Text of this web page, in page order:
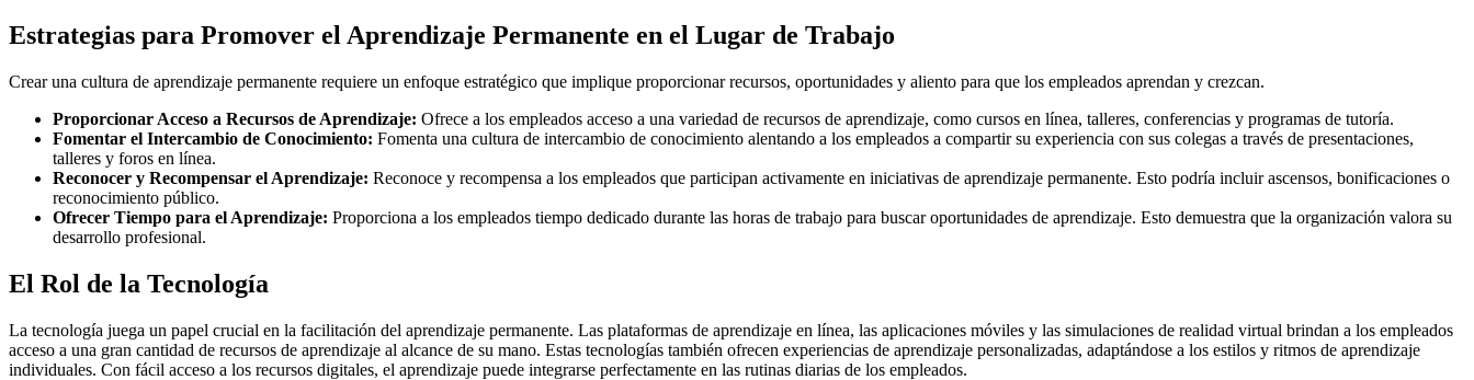
Estrategias para Promover el Aprendizaje Permanente en el Lugar de Trabajo
Crear una cultura de aprendizaje permanente requiere un enfoque estratégico que implique proporcionar recursos, oportunidades y aliento para que los empleados aprendan y crezcan.
Proporcionar Acceso a Recursos de Aprendizaje: Ofrece a los empleados acceso a una variedad de recursos de aprendizaje, como cursos en línea, talleres, conferencias y programas de tutoría.
Fomentar el Intercambio de Conocimiento: Fomenta una cultura de intercambio de conocimiento alentando a los empleados a compartir su experiencia con sus colegas a través de presentaciones,
talleres y foros en línea.
Reconocer y Recompensar el Aprendizaje: Reconoce y recompensa a los empleados que participan activamente en iniciativas de aprendizaje permanente. Esto podría incluir ascensos, bonificaciones o
reconocimiento público.
Ofrecer Tiempo para el Aprendizaje: Proporciona a los empleados tiempo dedicado durante las horas de trabajo para buscar oportunidades de aprendizaje. Esto demuestra que la organización valora su
desarrollo profesional.
El Rol de la Tecnología
La tecnología juega un papel crucial en la facilitación del aprendizaje permanente. Las plataformas de aprendizaje en línea, las aplicaciones móviles y las simulaciones de realidad virtual brindan a los empleados
acceso a una gran cantidad de recursos de aprendizaje al alcance de su mano. Estas tecnologías también ofrecen experiencias de aprendizaje personalizadas, adaptándose a los estilos y ritmos de aprendizaje
individuales. Con fácil acceso a los recursos digitales, el aprendizaje puede integrarse perfectamente en las rutinas diarias de los empleados.